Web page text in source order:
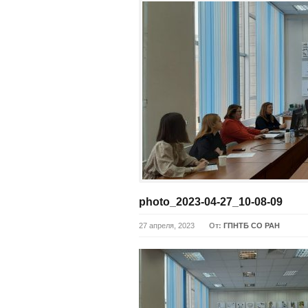
photo_2023-04-27_10-08-09
27 апреля, 2023 От: ГПНТБ СО РАН